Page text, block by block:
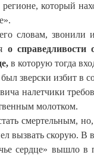
который
словам, звонили
о
в которую тогда
зверски избит в
налетчики
молотком.
смертельным,
вызвать скорую. В
сердце» вышло